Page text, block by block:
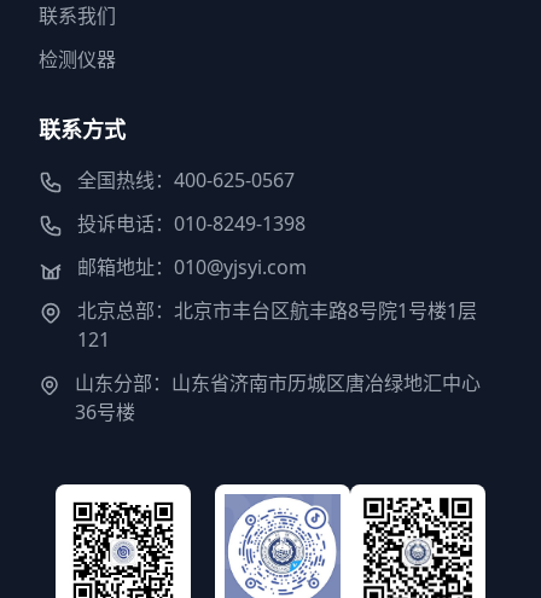
联系我们
检测仪器
联系方式
全国热线：400-625-0567
投诉电话：010-8249-1398
邮箱地址：010@yjsyi.com
北京总部：北京市丰台区航丰路8号院1号楼1层
121
山东分部：山东省济南市历城区唐冶绿地汇中心
36号楼